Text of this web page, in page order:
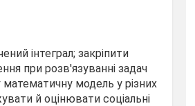
інтеграл; закріпити
при розв'язуванні задач
математичну модель у різних
й оцінювати соціальні